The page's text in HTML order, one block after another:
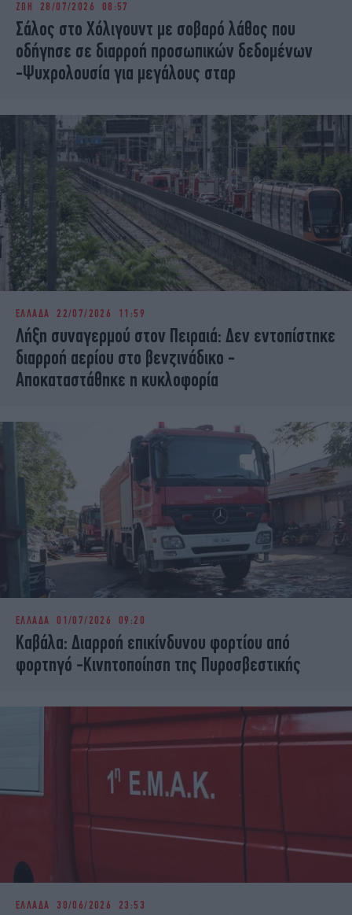
iBOOKS
OSCARS
THE OCEAN
MEDIA
ELAMEFORA
ΖΩΗ 28/07/2026 08:57
Σάλος στο Χόλιγουντ με σοβαρό λάθος που
οδήγησε σε διαρροή προσωπικών δεδομένων
-Ψυχρολουσία για μεγάλους σταρ
ΕΛΛΑΔΑ 22/07/2026 11:59
Λήξη συναγερμού στον Πειραιά: Δεν εντοπίστηκε
διαρροή αερίου στο βενζινάδικο -
Aποκαταστάθηκε η κυκλοφορία
ΕΛΛΑΔΑ 01/07/2026 09:20
Καβάλα: Διαρροή επικίνδυνου φορτίου από
φορτηγό -Κινητοποίηση της Πυροσβεστικής
ΕΛΛΑΔΑ 30/06/2026 23:53